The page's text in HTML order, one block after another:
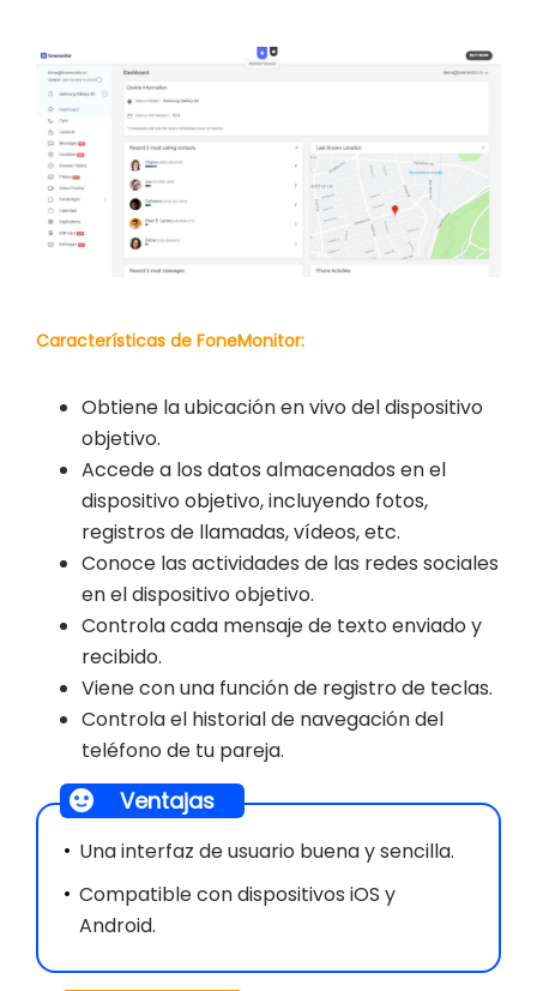
Características de FoneMonitor:
Obtiene la ubicación en vivo del dispositivo
objetivo.
Accede a los datos almacenados en el
dispositivo objetivo, incluyendo fotos,
registros de llamadas, vídeos, etc.
Conoce las actividades de las redes sociales
en el dispositivo objetivo.
Controla cada mensaje de texto enviado y
recibido.
Viene con una función de registro de teclas.
Controla el historial de navegación del
teléfono de tu pareja.
Ventajas
Una interfaz de usuario buena y sencilla.
Compatible con dispositivos iOS y
Android.